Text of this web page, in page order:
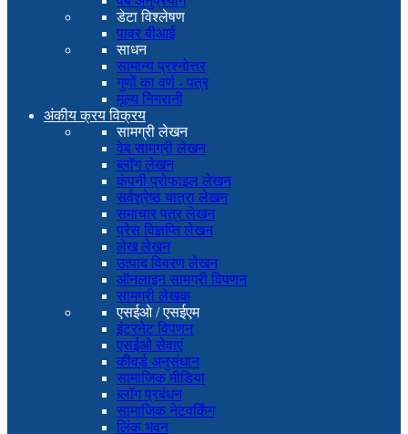
डेटा विश्लेषण
पावर बीआई
साधन
सामान्य प्रश्नोत्तर
गुणों का वर्ण - पत्र
मूल्य निगरानी
अंकीय क्रय विक्रय
सामग्री लेखन
वेब सामग्री लेखन
ब्लॉग लेखन
कंपनी प्रोफाइल लेखन
सर्वश्रेष्ठ यात्रा लेखन
समाचार पत्र लेखन
प्रेस विज्ञप्ति लेखन
लेख लेखन
उत्पाद विवरण लेखन
ऑनलाइन सामग्री विपणन
सामग्री लेखक
एसईओ / एसईएम
इंटरनेट विपणन
एसईओ सेवाएं
कीवर्ड अनुसंधान
सामाजिक मीडिया
ब्लॉग प्रबंधन
सामाजिक नेटवर्किंग
लिंक भवन